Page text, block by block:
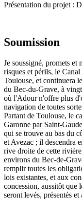
Présentation du projet :
Soumission
Je soussigné, promets et
risques et périls, le
Toulouse, et continuera
du Bec-du-Grave, à
où l'Adour n'offre plus
navigation de toutes
Partant de Toulouse, le
Garonne par Saint-
qui se trouve au bas du
et Avezac ; il descendra
rive droite de cette
environs du Bec-de-
remplir toutes les
lois existantes, et aux
concession, aussitôt que
seront levés, présentés et